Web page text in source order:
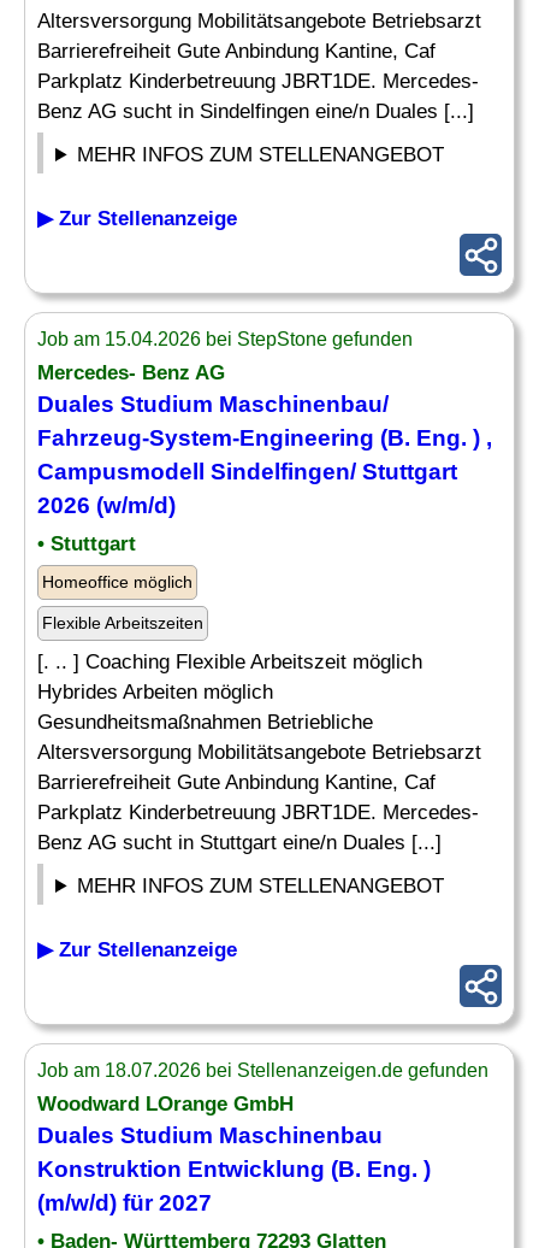
Altersversorgung Mobilitätsangebote Betriebsarzt
Barrierefreiheit Gute Anbindung Kantine, Caf
Parkplatz Kinderbetreuung JBRT1DE. Mercedes-
Benz AG sucht in Sindelfingen eine/n Duales [...]
MEHR INFOS ZUM STELLENANGEBOT
▶ Zur Stellenanzeige
Job am 15.04.2026 bei StepStone gefunden
Mercedes- Benz AG
Duales Studium Maschinenbau/
Fahrzeug-System-Engineering (B. Eng. ) ,
Campusmodell Sindelfingen/ Stuttgart
2026 (w/m/d)
• Stuttgart
Homeoffice möglich
Flexible Arbeitszeiten
[. .. ] Coaching Flexible Arbeitszeit möglich
Hybrides Arbeiten möglich
Gesundheitsmaßnahmen Betriebliche
Altersversorgung Mobilitätsangebote Betriebsarzt
Barrierefreiheit Gute Anbindung Kantine, Caf
Parkplatz Kinderbetreuung JBRT1DE. Mercedes-
Benz AG sucht in Stuttgart eine/n Duales [...]
MEHR INFOS ZUM STELLENANGEBOT
▶ Zur Stellenanzeige
Job am 18.07.2026 bei Stellenanzeigen.de gefunden
Woodward LOrange GmbH
Duales Studium Maschinenbau
Konstruktion Entwicklung (B. Eng. )
(m/w/d) für 2027
• Baden- Württemberg 72293 Glatten